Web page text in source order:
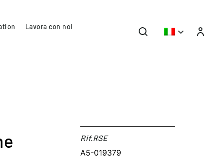
Lavora con noi
Rif.RSE​
A5-019379